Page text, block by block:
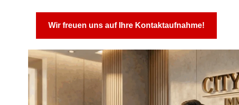
e
Wir freuen uns auf Ihre Kontaktaufnahme!